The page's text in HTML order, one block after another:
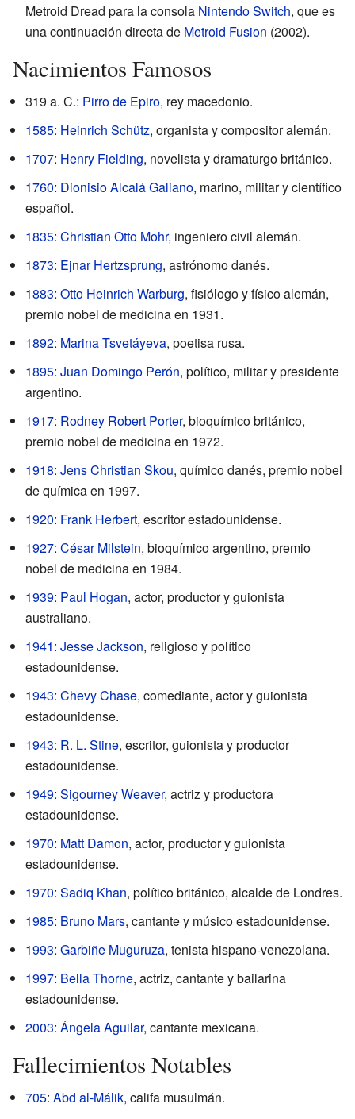
Metroid Dread para la consola Nintendo Switch, que es
una continuación directa de Metroid Fusion (2002).
Nacimientos Famosos
319 a. C.: Pirro de Epiro, rey macedonio.
1585: Heinrich Schütz, organista y compositor alemán.
1707: Henry Fielding, novelista y dramaturgo británico.
1760: Dionisio Alcalá Galiano, marino, militar y científico
español.
1835: Christian Otto Mohr, ingeniero civil alemán.
1873: Ejnar Hertzsprung, astrónomo danés.
1883: Otto Heinrich Warburg, fisiólogo y físico alemán,
premio nobel de medicina en 1931.
1892: Marina Tsvetáyeva, poetisa rusa.
1895: Juan Domingo Perón, político, militar y presidente
argentino.
1917: Rodney Robert Porter, bioquímico británico,
premio nobel de medicina en 1972.
1918: Jens Christian Skou, químico danés, premio nobel
de química en 1997.
1920: Frank Herbert, escritor estadounidense.
1927: César Milstein, bioquímico argentino, premio
nobel de medicina en 1984.
1939: Paul Hogan, actor, productor y guionista
australiano.
1941: Jesse Jackson, religioso y político
estadounidense.
1943: Chevy Chase, comediante, actor y guionista
estadounidense.
1943: R. L. Stine, escritor, guionista y productor
estadounidense.
1949: Sigourney Weaver, actriz y productora
estadounidense.
1970: Matt Damon, actor, productor y guionista
estadounidense.
1970: Sadiq Khan, político británico, alcalde de Londres.
1985: Bruno Mars, cantante y músico estadounidense.
1993: Garbiñe Muguruza, tenista hispano-venezolana.
1997: Bella Thorne, actriz, cantante y bailarina
estadounidense.
2003: Ángela Aguilar, cantante mexicana.
Fallecimientos Notables
705: Abd al-Málik, califa musulmán.